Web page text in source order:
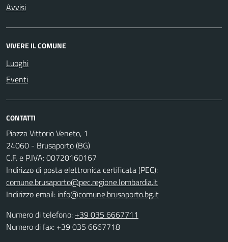
Avvisi
VIVERE IL COMUNE
Luoghi
Eventi
CONTATTI
Piazza Vittorio Veneto, 1
24060 - Brusaporto (BG)
C.F. e P.IVA: 00720160167
Indirizzo di posta elettronica certificata (PEC):
comune.brusaporto@pec.regione.lombardia.it
Indirizzo email: info@comune.brusaporto.bg.it
Numero di telefono: +39 035 6667711
Numero di fax: +39 035 6667718